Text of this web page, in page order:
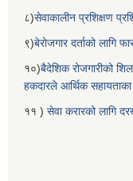
८)सेवाकालीन प्रशिक्षण
९)बेरोजगार दर्ताको लागि
१०)बैदेशिक रोजगारीको
हकदारले आर्थिक सहायताका
११ ) सेवा करारको लागि